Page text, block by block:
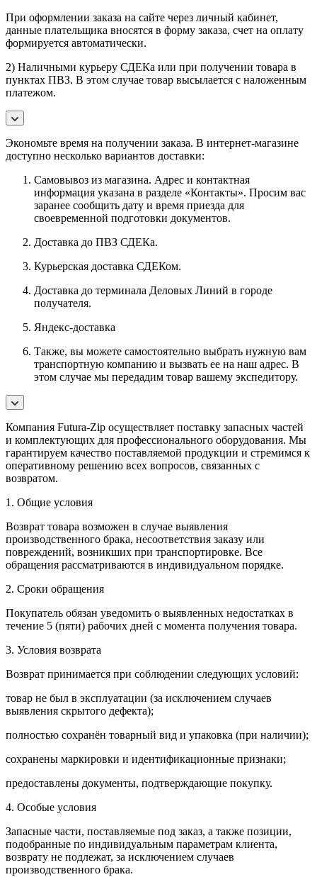
При оформлении заказа на сайте через личный кабинет,
данные плательщика вносятся в форму заказа, счет на оплату
формируется автоматически.
2) Наличными курьеру СДЕКа или при получении товара в
пунктах ПВЗ. В этом случае товар высылается с наложенным
платежом.
Экономьте время на получении заказа. В интернет-магазине
доступно несколько вариантов доставки:
Самовывоз из магазина. Адрес и контактная
информация указана в разделе «Контакты». Просим вас
заранее сообщить дату и время приезда для
своевременной подготовки документов.
Доставка до ПВЗ СДЕКа.
Курьерская доставка СДЕКом.
Доставка до терминала Деловых Линий в городе
получателя.
Яндекс-доставка
Также, вы можете самостоятельно выбрать нужную вам
транспортную компанию и вызвать ее на наш адрес. В
этом случае мы передадим товар вашему экспедитору.
Компания Futura-Zip осуществляет поставку запасных частей
и комплектующих для профессионального оборудования. Мы
гарантируем качество поставляемой продукции и стремимся к
оперативному решению всех вопросов, связанных с
возвратом.
1. Общие условия
Возврат товара возможен в случае выявления
производственного брака, несоответствия заказу или
повреждений, возникших при транспортировке. Все
обращения рассматриваются в индивидуальном порядке.
2. Сроки обращения
Покупатель обязан уведомить о выявленных недостатках в
течение 5 (пяти) рабочих дней с момента получения товара.
3. Условия возврата
Возврат принимается при соблюдении следующих условий:
товар не был в эксплуатации (за исключением случаев
выявления скрытого дефекта);
полностью сохранён товарный вид и упаковка (при наличии);
сохранены маркировки и идентификационные признаки;
предоставлены документы, подтверждающие покупку.
4. Особые условия
Запасные части, поставляемые под заказ, а также позиции,
подобранные по индивидуальным параметрам клиента,
возврату не подлежат, за исключением случаев
производственного брака.